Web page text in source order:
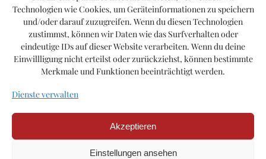
Technologien wie Cookies, um Geräteinformationen zu speichern
und/oder darauf zuzugreifen. Wenn du diesen Technologien
zustimmst, können wir Daten wie das Surfverhalten oder
eindeutige IDs auf dieser Website verarbeiten. Wenn du deine
Einwillligung nicht erteilst oder zurückziehst, können bestimmte
Merkmale und Funktionen beeinträchtigt werden.
Dienste verwalten
Akzeptieren
Einstellungen ansehen
Thema:Gottesgemeinschaft , Sabbat
Buch:2. Mose,Hebräerbrief,Markus,Matthäus
© 2026 Ev. Chrischona Gemeinde Altheim/Alb.